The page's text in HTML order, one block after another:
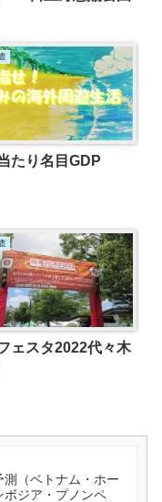
たり名目GDP
ェスタ2022代々木
測（ベトナム・ホー
ジア・プノンペ